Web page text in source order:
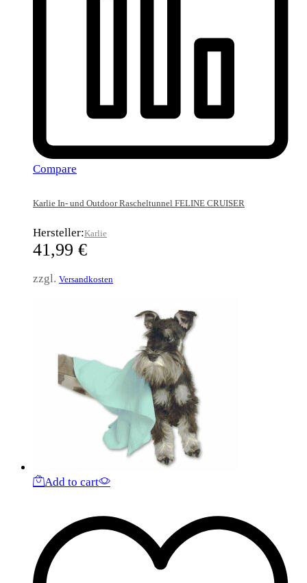
Compare
Karlie In- und Outdoor Rascheltunnel FELINE CRUISER
Hersteller:Karlie
41,99 €
zzgl. Versandkosten
Add to cart